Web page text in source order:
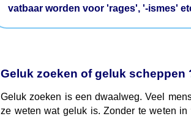
vatbaar worden voor 'rages', '-ismes'
Geluk zoeken of geluk scheppen
Geluk zoeken is een dwaalweg. Veel
ze weten wat geluk is. Zonder te weten